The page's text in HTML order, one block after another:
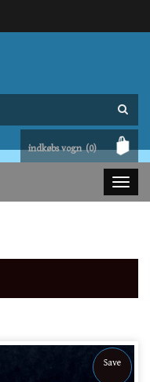
indkøbs vogn (0)
Save